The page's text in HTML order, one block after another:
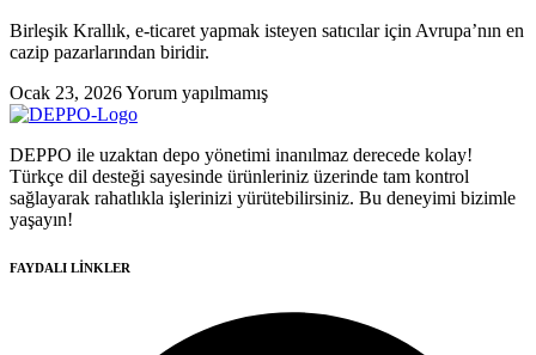
Birleşik Krallık, e-ticaret yapmak isteyen satıcılar için Avrupa’nın en
cazip pazarlarından biridir.
Ocak 23, 2026Yorum yapılmamış
DEPPO ile uzaktan depo yönetimi inanılmaz derecede kolay!
Türkçe dil desteği sayesinde ürünleriniz üzerinde tam kontrol
sağlayarak rahatlıkla işlerinizi yürütebilirsiniz. Bu deneyimi bizimle
yaşayın!
FAYDALI LİNKLER